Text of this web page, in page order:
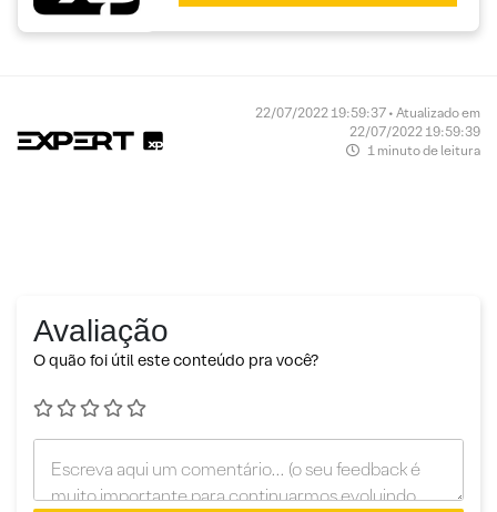
22/07/2022 19:59:37 • Atualizado em
22/07/2022 19:59:39
1 minuto de leitura
Avaliação
O quão foi útil este conteúdo pra você?